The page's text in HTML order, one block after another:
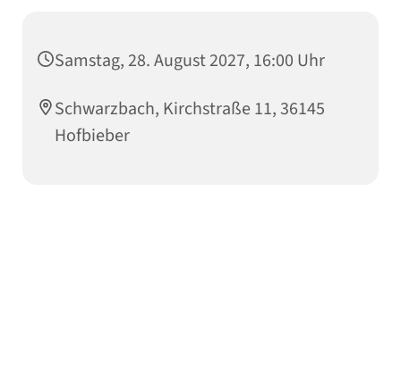
Samstag, 28. August 2027, 16:00 Uhr
Schwarzbach, Kirchstraße 11, 36145
Hofbieber